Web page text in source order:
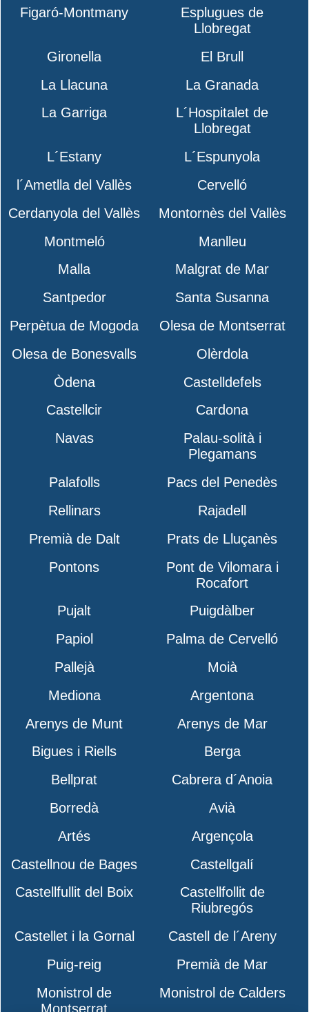
Figaró-Montmany
Esplugues de
Llobregat
Gironella
El Brull
La Llacuna
La Granada
La Garriga
L´Hospitalet de
Llobregat
L´Estany
L´Espunyola
l´Ametlla del Vallès
Cervelló
Cerdanyola del Vallès
Montornès del Vallès
Montmeló
Manlleu
Malla
Malgrat de Mar
Santpedor
Santa Susanna
Perpètua de Mogoda
Olesa de Montserrat
Olesa de Bonesvalls
Olèrdola
Òdena
Castelldefels
Castellcir
Cardona
Navas
Palau-solità i
Plegamans
Palafolls
Pacs del Penedès
Rellinars
Rajadell
Premià de Dalt
Prats de Lluçanès
Pontons
Pont de Vilomara i
Rocafort
Pujalt
Puigdàlber
Papiol
Palma de Cervelló
Pallejà
Moià
Mediona
Argentona
Arenys de Munt
Arenys de Mar
Bigues i Riells
Berga
Bellprat
Cabrera d´Anoia
Borredà
Avià
Artés
Argençola
Castellnou de Bages
Castellgalí
Castellfullit del Boix
Castellfollit de
Riubregós
Castellet i la Gornal
Castell de l´Areny
Puig-reig
Premià de Mar
Monistrol de
Montserrat
Monistrol de Calders